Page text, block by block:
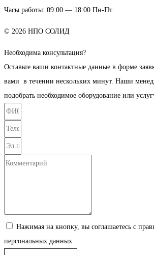
Часы работы: 09:00 — 18:00 Пн-Пт
© 2026 НПО СОЛИД
Необходима консультация?
Оставьте ваши контактные данные в форме
вами в течении нескольких минут. Наши
подобрать необходимое оборудование или
Нажимая на кнопку, вы соглашаетесь с
персональных данных